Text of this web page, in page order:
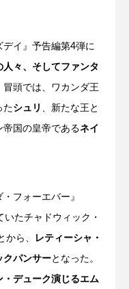
イ』予告編第4弾に
々、そしてファンタ
冒頭では、ワカンダ王
たシュリ 、新たな王と
帝国の皇帝であるネイ
フォーエバー』
たチャドウィック・
から、 レティーシャ・
クパンサーとなった。
・デューク演じるエム